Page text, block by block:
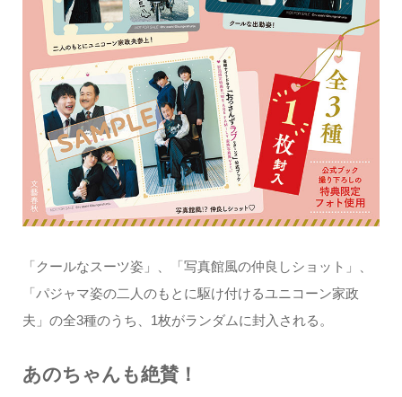
「クールなスーツ姿」、「写真館風の仲良しショット」、
「パジャマ姿の二人のもとに駆け付けるユニコーン家政
夫」の全3種のうち、1枚がランダムに封入される。
あのちゃんも絶賛！